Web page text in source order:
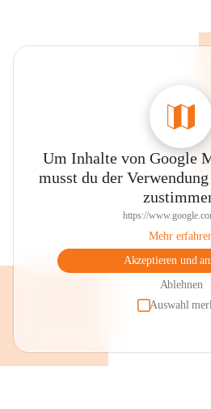
Um Inhalte von Google
musst du der
https://
Mehr
Akzeptieren und
Ablehnen
Auswahl